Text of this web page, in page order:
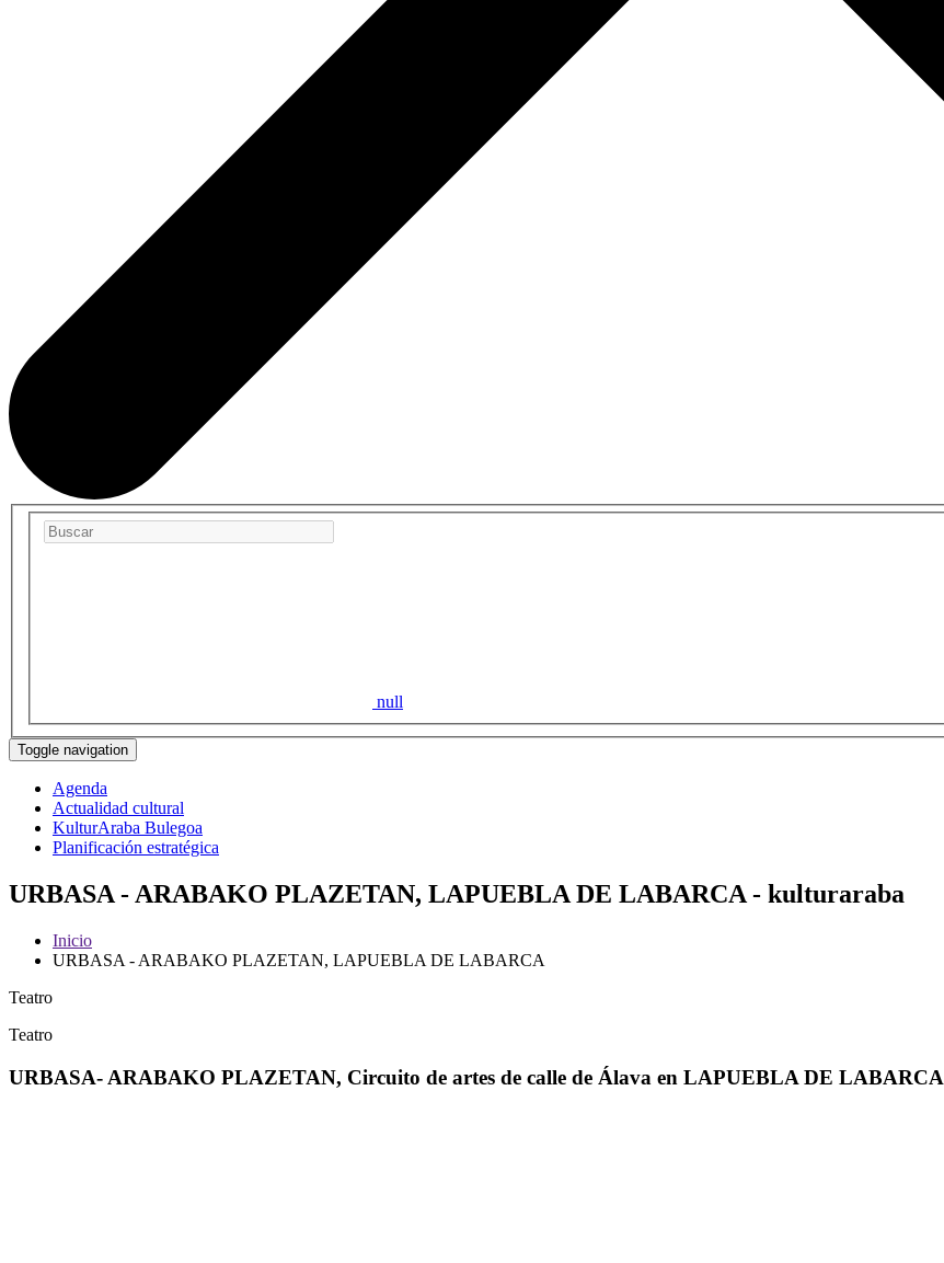
null
Toggle navigation
Agenda
Actualidad cultural
KulturAraba Bulegoa
Planificación estratégica
URBASA - ARABAKO PLAZETAN, LAPUEBLA DE LABARCA - kulturaraba
Inicio
URBASA - ARABAKO PLAZETAN, LAPUEBLA DE LABARCA
Teatro
Teatro
URBASA- ARABAKO PLAZETAN, Circuito de artes de calle de Álava en LAPUEBLA DE LABARCA